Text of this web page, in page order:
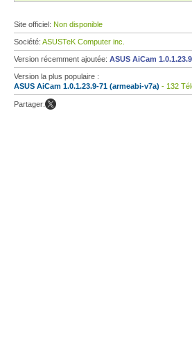
Site officiel: Non disponible
Société: ASUSTeK Computer inc.
Version récemment ajoutée: ASUS AiCam
Version la plus populaire :
ASUS AiCam 1.0.1.23.9-71 (armeabi-v7a) - 132
Partager: